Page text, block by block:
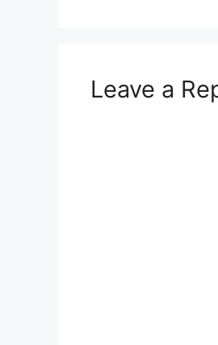
Leave a